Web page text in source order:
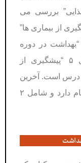
بررسی می
از بیماری ها”
موضوع “بهداشت در دوره
نوجوانی” آموزش داده می شود. فصل ۵ “پیشگیری از
رفتارهای پرخطر” نام دارد و خود شامل ۲ درس است. آخرین
فصل کتاب “محیط کار و زندگی سالم” نام دارد و شامل ۲